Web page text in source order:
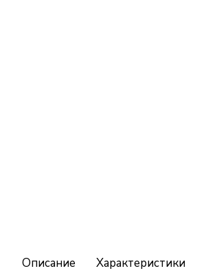
Описание Характеристики